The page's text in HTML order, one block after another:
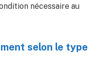
nécessaire au
selon le type